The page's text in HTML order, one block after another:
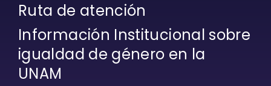
Ruta de atención
Información Institucional sobre
igualdad de género en la
UNAM